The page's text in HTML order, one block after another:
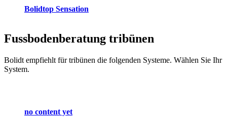
Bolidtop Sensation
Fussbodenberatung tribünen
Bolidt empfiehlt für tribünen die folgenden Systeme. Wählen Sie Ihr
System.
no content yet